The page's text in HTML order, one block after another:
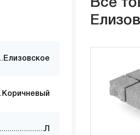
Все
Елизовское
Коричневый
Л